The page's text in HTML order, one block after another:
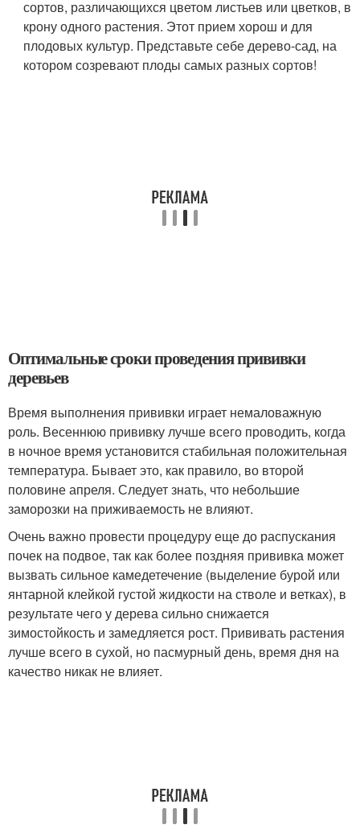
сортов, различающихся цветом листьев или цветков, в
крону одного растения. Этот прием хорош и для
плодовых культур. Представьте себе дерево-сад, на
котором созревают плоды самых разных сортов!
Оптимальные сроки проведения прививки
деревьев
Время выполнения прививки играет немаловажную
роль. Весеннюю прививку лучше всего проводить, когда
в ночное время установится стабильная положительная
температура. Бывает это, как правило, во второй
половине апреля. Следует знать, что небольшие
заморозки на приживаемость не влияют.
Очень важно провести процедуру еще до распускания
почек на подвое, так как более поздняя прививка может
вызвать сильное камедетечение (выделение бурой или
янтарной клейкой густой жидкости на стволе и ветках), в
результате чего у дерева сильно снижается
зимостойкость и замедляется рост. Прививать растения
лучше всего в сухой, но пасмурный день, время дня на
качество никак не влияет.